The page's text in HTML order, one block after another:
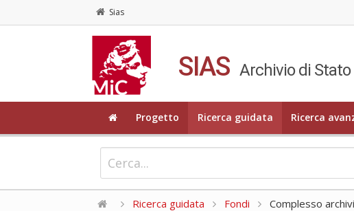
Sias
SIAS Archivio di Stato
Progetto Ricerca guidata Ricerca
Ricerca guidata Fondi Complesso